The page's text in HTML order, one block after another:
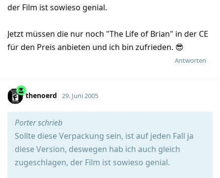
der Film ist sowieso genial.
Jetzt müssen die nur noch "The Life of Brian" in der CE
für den Preis anbieten und ich bin zufrieden. 😎
Antworten
thenoerd 29. Juni 2005
Porter schrieb
Sollte diese Verpackung sein, ist auf jeden Fall ja
diese Version, deswegen hab ich auch gleich
zugeschlagen, der Film ist sowieso genial.